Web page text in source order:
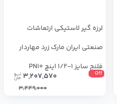
لرزه گیر لاستیکی ارتعاشات
صنعتی ایران مارک زرد مهاردار
فلنج سایز 1-1/2 اینچ PN10
Off
3,207,570
3,449,000